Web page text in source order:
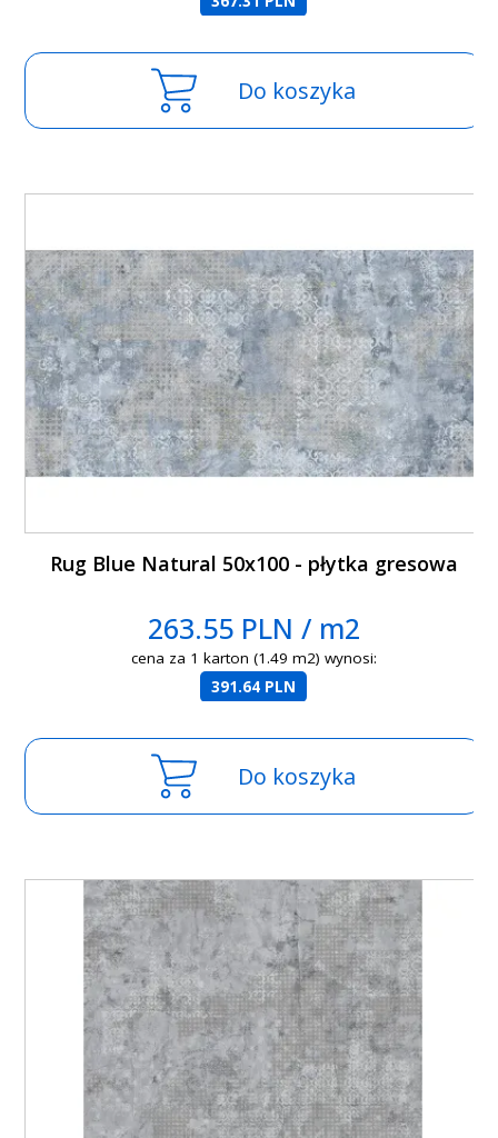
Do koszyka
Rug Blue Natural 50x100 - płytka gresowa
263.55 PLN / m2
cena za 1 karton (1.49 m2) wynosi:
391.64 PLN
Do koszyka